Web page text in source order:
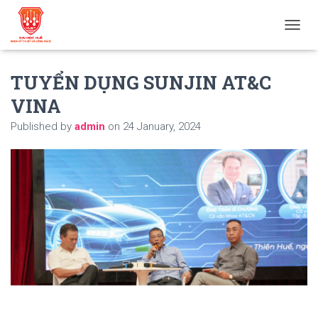
O
I
A
T
I
O
N
TUYỂN DỤNG SUNJIN AT&C
VINA
Published by admin on 24 January, 2024